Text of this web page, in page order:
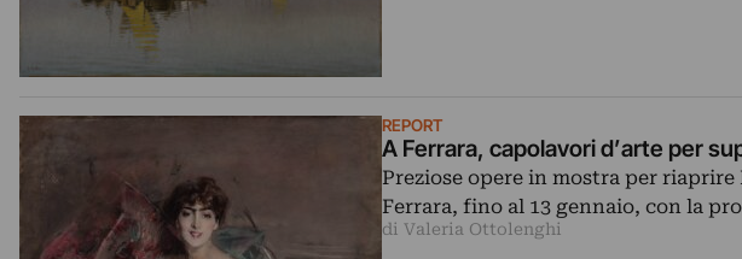
REPORT
A Ferrara, capolavori d’arte per
Preziose opere in mostra per riaprire
Ferrara, fino al 13 gennaio, con la
di Valeria Ottolenghi